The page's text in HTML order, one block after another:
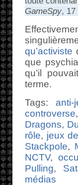
GameSpy, 17
qu’activiste
que
qu’il
terme.
Tags: anti-
controverse
Dragons,
rôle, jeux
Stackpole,
NCTV,
Pulling,
médias